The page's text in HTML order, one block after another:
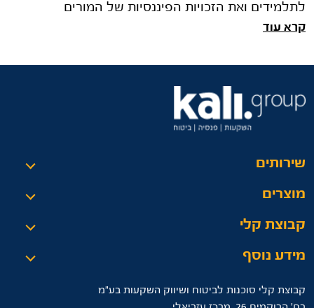
לתלמידים ואת הזכויות הפיננסיות של המורים
קרא עוד
שירותים
מוצרים
קבוצת קלי
מידע נוסף
קבוצת קלי סוכנות לביטוח ושיווק השקעות בע"מ